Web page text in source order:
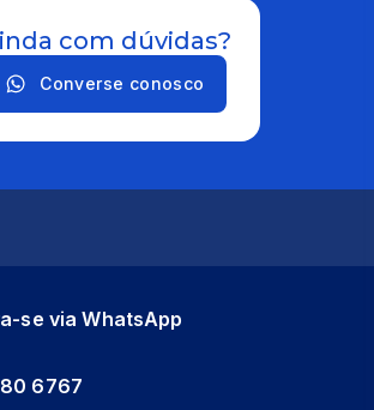
com dúvidas?
Converse conosco
6767
se via WhatsApp